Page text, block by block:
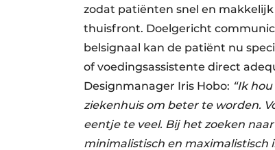
zodat patiënten snel en
thuisfront. Doelgericht
belsignaal kan de patiënt nu
of voedingsassistente direct
Designmanager Iris Hobo: “Ik
ziekenhuis om beter te worden.
eentje te veel. Bij het zoeken
minimalistisch en maximalistisch